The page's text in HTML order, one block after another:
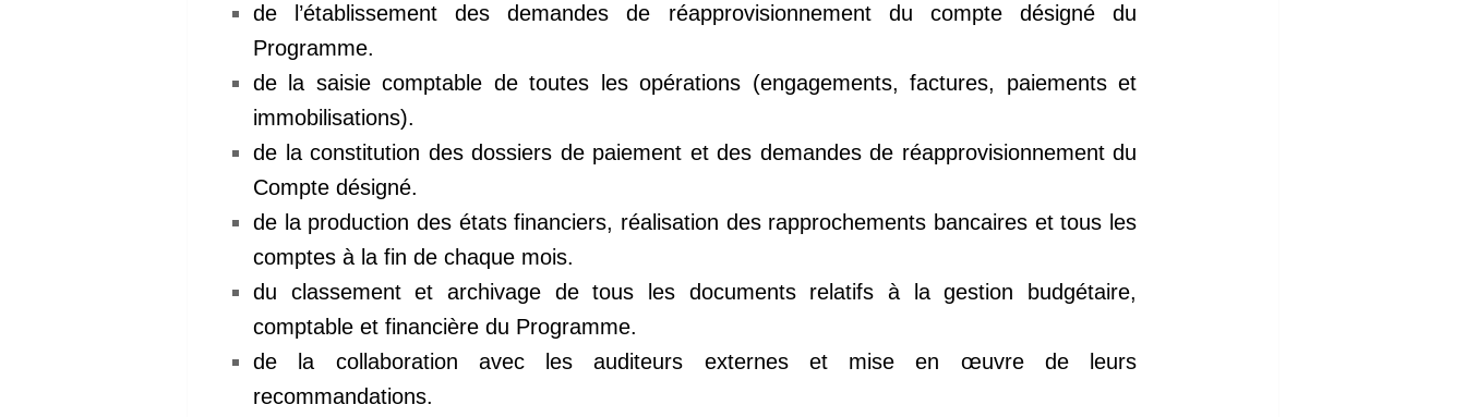
de l’établissement des demandes de réapprovisionnement du compte désigné du
Programme.
de la saisie comptable de toutes les opérations (engagements, factures, paiements et
immobilisations).
de la constitution des dossiers de paiement et des demandes de réapprovisionnement du
Compte désigné.
de la production des états financiers, réalisation des rapprochements bancaires et tous les
comptes à la fin de chaque mois.
du classement et archivage de tous les documents relatifs à la gestion budgétaire,
comptable et financière du Programme.
de la collaboration avec les auditeurs externes et mise en œuvre de leurs
recommandations.